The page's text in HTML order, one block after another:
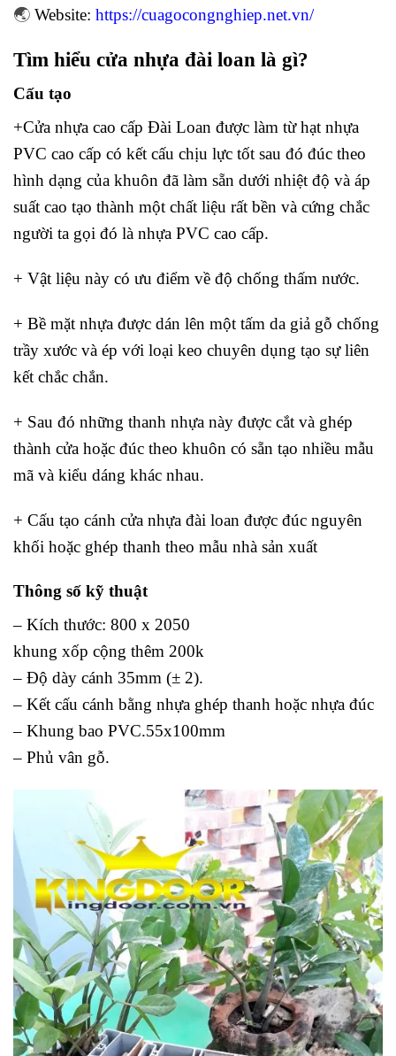
🌏 Website: https://cuagocongnghiep.net.vn/
Tìm hiểu cửa nhựa đài loan là gì?
Cấu tạo
+Cửa nhựa cao cấp Đài Loan được làm từ hạt nhựa
PVC cao cấp có kết cấu chịu lực tốt sau đó đúc theo
hình dạng của khuôn đã làm sẵn dưới nhiệt độ và áp
suất cao tạo thành một chất liệu rất bền và cứng chắc
người ta gọi đó là nhựa PVC cao cấp.
+ Vật liệu này có ưu điểm về độ chống thấm nước.
+ Bề mặt nhựa được dán lên một tấm da giả gỗ chống
trầy xước và ép với loại keo chuyên dụng tạo sự liên
kết chắc chắn.
+ Sau đó những thanh nhựa này được cắt và ghép
thành cửa hoặc đúc theo khuôn có sẵn tạo nhiều mẫu
mã và kiểu dáng khác nhau.
+ Cấu tạo cánh cửa nhựa đài loan được đúc nguyên
khối hoặc ghép thanh theo mẫu nhà sản xuất
Thông số kỹ thuật
– Kích thước: 800 x 2050
khung xốp cộng thêm 200k
– Độ dày cánh 35mm (± 2).
– Kết cấu cánh bằng nhựa ghép thanh hoặc nhựa đúc
– Khung bao PVC.55x100mm
– Phủ vân gỗ.